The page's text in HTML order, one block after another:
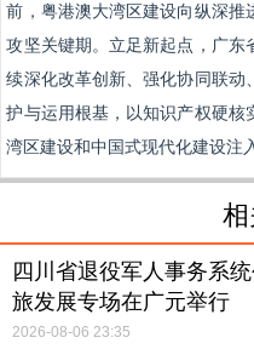
前，粤港澳大湾区建设向纵深推
攻坚关键期。立足新起点，广东
续深化改革创新、强化协同联动
护与运用根基，以知识产权硬核
湾区建设和中国式现代化建设注
四川省退役军人事务系
旅发展专场在广元举行
2026-08-06 23:35